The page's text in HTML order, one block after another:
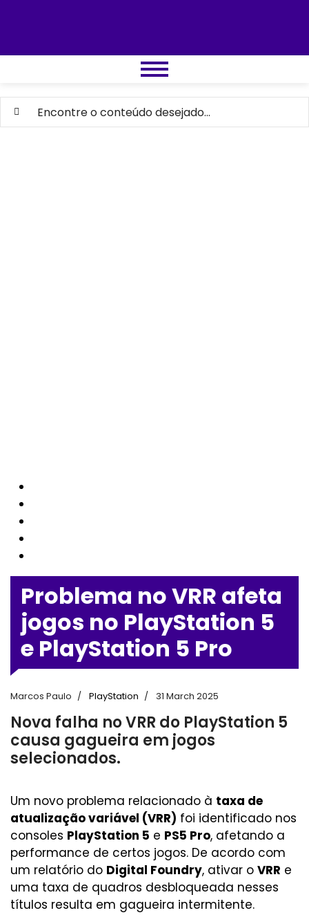
Problema no VRR afeta
jogos no PlayStation 5
e PlayStation 5 Pro
Marcos Paulo PlayStation 31 March 2025
Nova falha no VRR do PlayStation 5
causa gagueira em jogos
selecionados.
Um novo problema relacionado à taxa de
atualização variável (VRR) foi identificado nos
consoles PlayStation 5 e PS5 Pro, afetando a
performance de certos jogos. De acordo com
um relatório do Digital Foundry, ativar o VRR e
uma taxa de quadros desbloqueada nesses
títulos resulta em gagueira intermitente.